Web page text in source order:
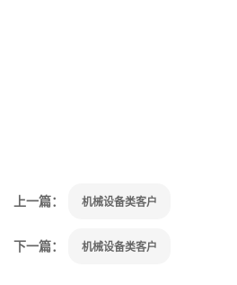
上一篇： 机械设备类客户
下一篇： 机械设备类客户